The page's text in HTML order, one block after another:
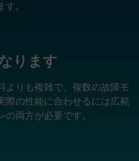
。
ります
よりも複雑で、複数の故障モ
際の性能に合わせるには広範
両方が必要です。